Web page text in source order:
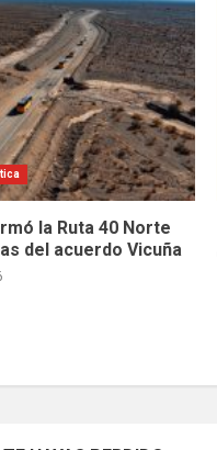
la Ruta 40 Norte
del acuerdo Vicuña